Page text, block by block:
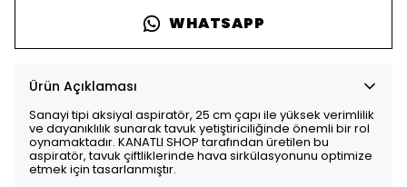
WHATSAPP
Ürün Açıklaması
Sanayi tipi aksiyal aspiratör, 25 cm çapı ile yüksek verimlilik
ve dayanıklılık sunarak tavuk yetiştiriciliğinde önemli bir rol
oynamaktadır. KANATLI SHOP tarafından üretilen bu
aspiratör, tavuk çiftliklerinde hava sirkülasyonunu optimize
etmek için tasarlanmıştır.